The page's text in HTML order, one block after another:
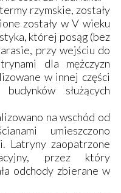
rzymskie, zostały
zostały w V wieku
której posąg (bez
przy wejściu do
dla mężczyzn
w innej części
służących
na wschód od
umieszczono
Latryny zaopatrzone
przez który
odchody zbierane w